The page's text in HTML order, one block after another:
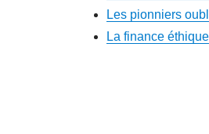
Les pionniers
La finance éthique